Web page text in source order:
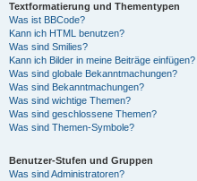
Textformatierung und Thementypen
Was ist BBCode?
Kann ich HTML benutzen?
Was sind Smilies?
Kann ich Bilder in meine Beiträge einfügen?
Was sind globale Bekanntmachungen?
Was sind Bekanntmachungen?
Was sind wichtige Themen?
Was sind geschlossene Themen?
Was sind Themen-Symbole?
Benutzer-Stufen und Gruppen
Was sind Administratoren?